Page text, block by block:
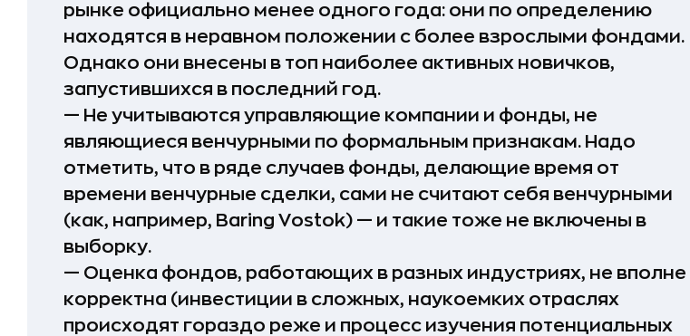
рынке официально менее одного года: они по определению
находятся в неравном положении с более взрослыми фондами.
Однако они внесены в топ наиболее активных новичков,
запустившихся в последний год.
— Не учитываются управляющие компании и фонды, не
являющиеся венчурными по формальным признакам. Надо
отметить, что в ряде случаев фонды, делающие время от
времени венчурные сделки, сами не считают себя венчурными
(как, например, Baring Vostok) — и такие тоже не включены в
выборку.
— Оценка фондов, работающих в разных индустриях, не вполне
корректна (инвестиции в сложных, наукоемких отраслях
происходят гораздо реже и процесс изучения потенциальных